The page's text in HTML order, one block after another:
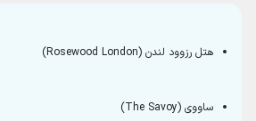
هتل رزوود لندن (Rosewood London)
ساووی (The Savoy)